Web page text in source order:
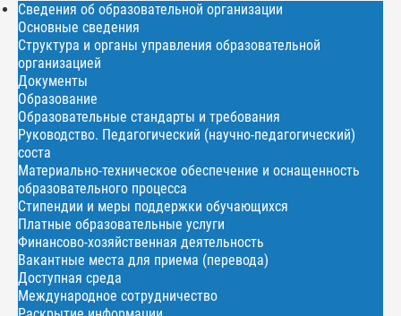
Сведения об образовательной организации
Основные сведения
Структура и органы управления образовательной
организацией
Документы
Образование
Образовательные стандарты и требования
Руководство. Педагогический (научно-педагогический)
соста
Материально-техническое обеспечение и оснащенность
образовательного процесса
Стипендии и меры поддержки обучающихся
Платные образовательные услуги
Финансово-хозяйственная деятельность
Вакантные места для приема (перевода)
Доступная среда
Международное сотрудничество